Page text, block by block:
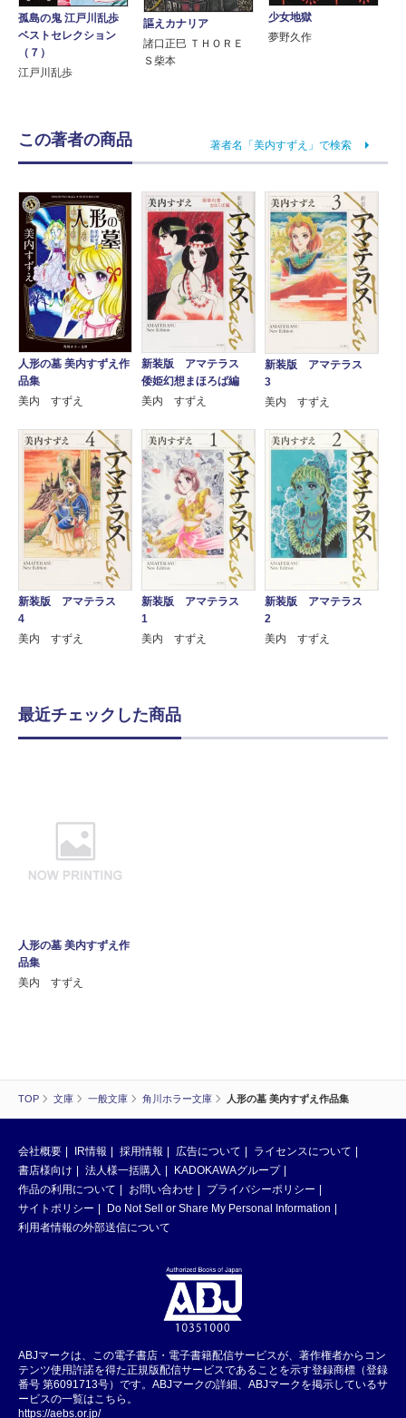
TOP 文庫 一般文庫 角川ホラー文庫 人形の墓 美内すずえ作品集
孤島の鬼 江戸川乱歩
ベストセレクション
（７）
江戸川乱歩
謳えカナリア
諸口正巳 ＴＨＯＲＥ
Ｓ柴本
少女地獄
夢野久作
この著者の商品 著者名「美内すずえ」で検索
人形の墓 美内すずえ作
品集
美内 すずえ
新装版 アマテラス
倭姫幻想まほろば編
美内 すずえ
新装版 アマテラス
3
美内 すずえ
新装版 アマテラス
4
美内 すずえ
新装版 アマテラス
1
美内 すずえ
新装版 アマテラス
2
美内 すずえ
最近チェックした商品
人形の墓 美内すずえ作
品集
美内 すずえ
会社概要 IR情報 採用情報 広告について
ライセンスについて
書店様向け
法人様一括購入
KADOKAWAグループ
作品の利用について
お問い合わせ
プライバシーポリシー
サイトポリシー
Do Not Sell or Share My Personal Information
利用者情報の外部送信について
ABJマークは、この電子書店・電子書籍配信サービスが、著作権者からコン
テンツ使用許諾を得た正規版配信サービスであることを示す登録商標（登録
番号 第6091713号）です。ABJマークの詳細、ABJマークを掲示しているサ
ービスの一覧はこちら。
https://aebs.or.jp/